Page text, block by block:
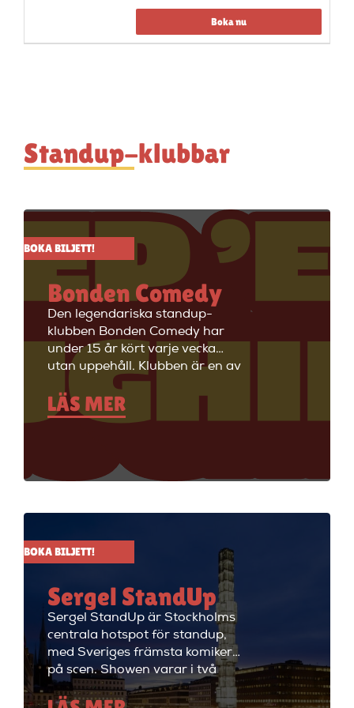
Boka nu
Standup-klubbar
BOKA BILJETT!
Bonden Comedy
Den legendariska standup-
klubben Bonden Comedy har
under 15 år kört varje vecka
utan uppehåll. Klubben är en av
Stockholms äldsta
standupklubbar och är känd för
att ha de bästa komikerna i
välkommen till Big Ben Stand
LÄS MER
BOKA BILJETT!
Sergel StandUp
Sergel StandUp är Stockholms
centrala hotspot för standup,
med Sveriges främsta komiker
på scen. Showen varar i två
timmar med en paus, och
efteråt fortsätter kvällen med